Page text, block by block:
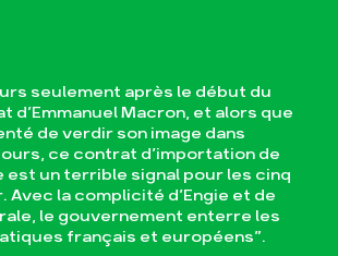
seulement après le début du
d’Emmanuel Macron, et alors que
de verdir son image dans
ce contrat d’importation de
est un terrible signal pour les cinq
Avec la complicité d’Engie et de
le gouvernement enterre les
français et européens”.